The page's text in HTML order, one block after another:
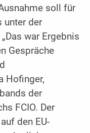
soll für
unter der
war Ergebnis
Gespräche
Hofinger,
der
FCIO. Der
den EU-